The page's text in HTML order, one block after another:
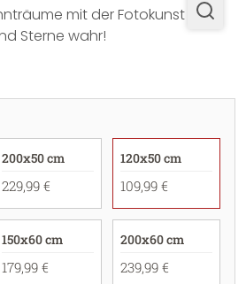
mit der Fotokunst des
Sterne wahr!
200x50 cm
229,99 €
120x50 cm
109,99 €
150x60 cm
179,99 €
200x60 cm
239,99 €